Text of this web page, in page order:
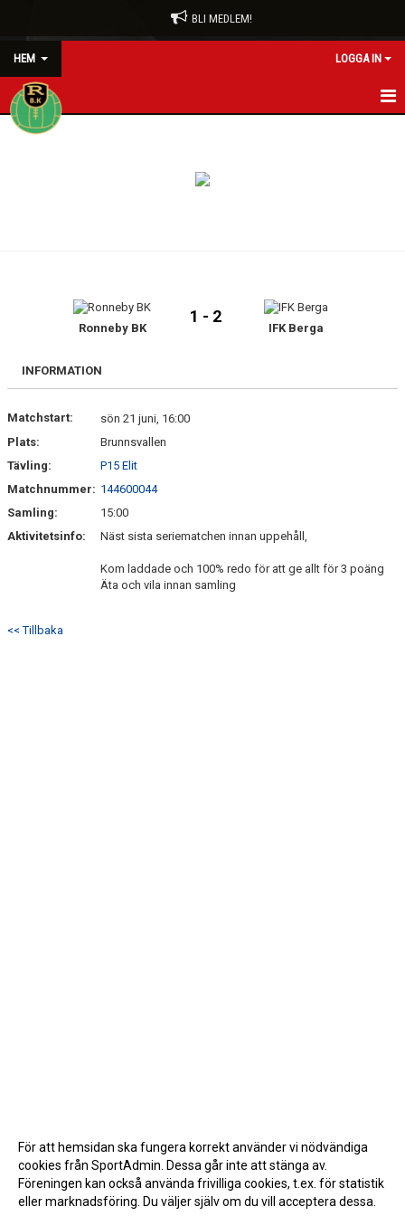
BLI MEDLEM!
HEM LOGGA IN
HEM
VÅRA LAG/TRÄNARE
NYHETER
MATCHER
DOKUMENT
Ronneby BK
1 - 2
IFK Berga
INFORMATION
Matchstart:
sön 21 juni, 16:00
Plats:
Brunnsvallen
Tävling:
P15 Elit
Matchnummer: 144600044
Samling:
15:00
Aktivitetsinfo:
Näst sista seriematchen innan uppehåll,
Kom laddade och 100% redo för att ge allt för 3 poäng
Äta och vila innan samling
<< Tillbaka
För att hemsidan ska fungera korrekt använder vi nödvändiga
cookies från SportAdmin. Dessa går inte att stänga av.
Föreningen kan också använda frivilliga cookies, t.ex. för statistik
eller marknadsföring. Du väljer själv om du vill acceptera dessa.